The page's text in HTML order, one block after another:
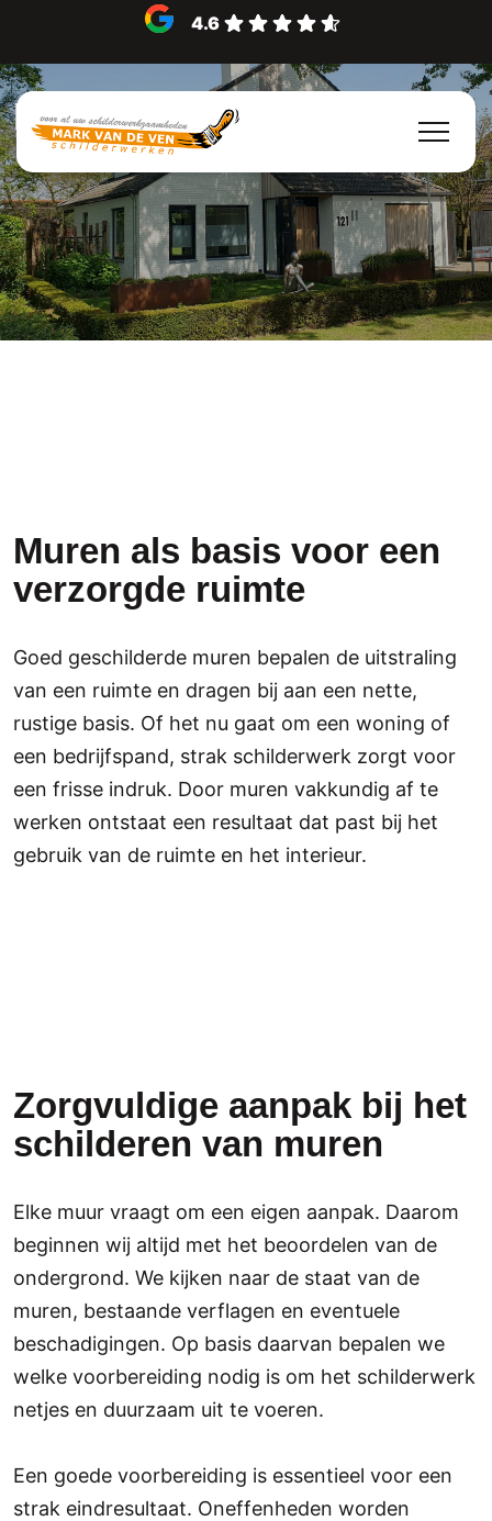
4.6
Muren
Muren als basis voor een
verzorgde ruimte
Goed geschilderde muren bepalen de uitstraling
van een ruimte en dragen bij aan een nette,
rustige basis. Of het nu gaat om een woning of
een bedrijfspand, strak schilderwerk zorgt voor
een frisse indruk. Door muren vakkundig af te
werken ontstaat een resultaat dat past bij het
gebruik van de ruimte en het interieur.
Zorgvuldige aanpak bij het
schilderen van muren
Elke muur vraagt om een eigen aanpak. Daarom
beginnen wij altijd met het beoordelen van de
ondergrond. We kijken naar de staat van de
muren, bestaande verflagen en eventuele
beschadigingen. Op basis daarvan bepalen we
welke voorbereiding nodig is om het schilderwerk
netjes en duurzaam uit te voeren.
Een goede voorbereiding is essentieel voor een
strak eindresultaat. Oneffenheden worden